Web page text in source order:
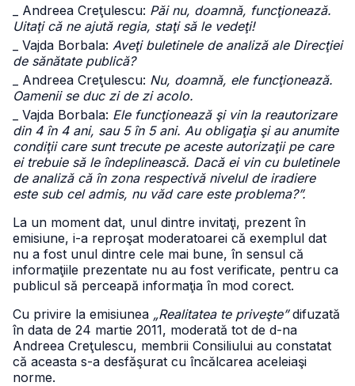
_ Andreea Creţulescu: Păi nu, doamnă, funcţionează.
Uitaţi că ne ajută regia, staţi să le vedeţi!
_ Vajda Borbala: Aveţi buletinele de analiză ale Direcţiei
de sănătate publică?
_ Andreea Creţulescu: Nu, doamnă, ele funcţionează.
Oamenii se duc zi de zi acolo.
_ Vajda Borbala: Ele funcţionează şi vin la reautorizare
din 4 în 4 ani, sau 5 în 5 ani. Au obligaţia şi au anumite
condiţii care sunt trecute pe aceste autorizaţii pe care
ei trebuie să le îndeplinească. Dacă ei vin cu buletinele
de analiză că în zona respectivă nivelul de iradiere
este sub cel admis, nu văd care este problema?”.
La un moment dat, unul dintre invitaţi, prezent în
emisiune, i-a reproşat moderatoarei că exemplul dat
nu a fost unul dintre cele mai bune, în sensul că
informaţiile prezentate nu au fost verificate, pentru ca
publicul să perceapă informaţia în mod corect.
Cu privire la emisiunea „Realitatea te priveşte”difuzată
în data de 24 martie 2011, moderată tot de d-na
Andreea Creţulescu, membrii Consiliului au constatat
că aceasta s-a desfăşurat cu încălcarea aceleiaşi
norme.